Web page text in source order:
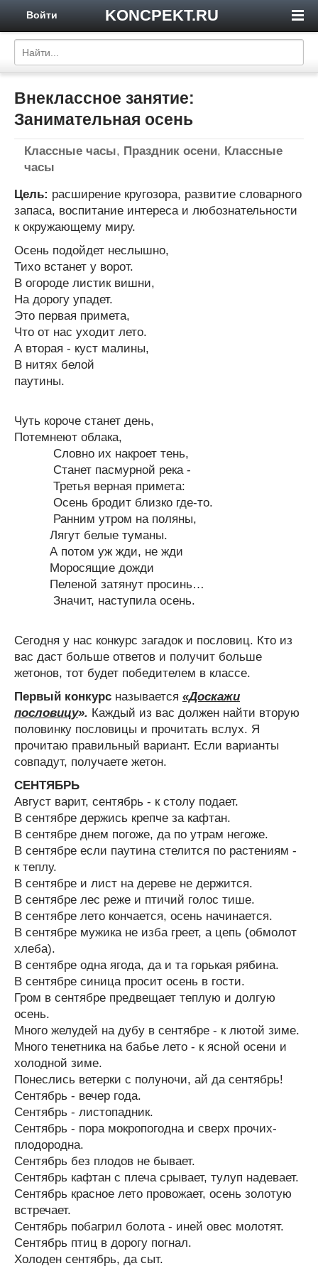
KONCPEKT.RU
Войти
Внеклассное занятие:
Занимательная осень
Классные часы, Праздник осени, Классные
часы
Цель: расширение кругозора, развитие словарного
запаса, воспитание интереса и любознательности
к окружающему миру.
Осень подойдет неслышно,
Тихо встанет у ворот.
В огороде листик вишни,
На дорогу упадет.
Это первая примета,
Что от нас уходит лето.
А вторая - куст малины,
В нитях белой
паутины.
Чуть короче станет день,
Потемнеют облака,
Словно их накроет тень,
Станет пасмурной река -
Третья верная примета:
Осень бродит близко где-то.
Ранним утром на поляны,
Лягут белые туманы.
А потом уж жди, не жди
Моросящие дожди
Пеленой затянут просинь…
Значит, наступила осень.
Сегодня у нас конкурс загадок и пословиц. Кто из
вас даст больше ответов и получит больше
жетонов, тот будет победителем в классе.
Первый конкурс называется «Доскажи
пословицу». Каждый из вас должен найти вторую
половинку пословицы и прочитать вслух. Я
прочитаю правильный вариант. Если варианты
совпадут, получаете жетон.
СЕНТЯБРЬ
Август варит, сентябрь - к столу подает.
В сентябре держись крепче за кафтан.
В сентябре днем погоже, да по утрам негоже.
В сентябре если паутина стелится по растениям -
к теплу.
В сентябре и лист на дереве не держится.
В сентябре лес реже и птичий голос тише.
В сентябре лето кончается, осень начинается.
В сентябре мужика не изба греет, а цепь (обмолот
хлеба).
В сентябре одна ягода, да и та горькая рябина.
В сентябре синица просит осень в гости.
Гром в сентябре предвещает теплую и долгую
осень.
Много желудей на дубу в сентябре - к лютой зиме.
Много тенетника на бабье лето - к ясной осени и
холодной зиме.
Понеслись ветерки с полуночи, ай да сентябрь!
Сентябрь - вечер года.
Сентябрь - листопадник.
Сентябрь - пора мокропогодна и сверх прочих-
плодородна.
Сентябрь без плодов не бывает.
Сентябрь кафтан с плеча срывает, тулуп надевает.
Сентябрь красное лето провожает, осень золотую
встречает.
Сентябрь побагрил болота - иней овес молотят.
Сентябрь птиц в дорогу погнал.
Холоден сентябрь, да сыт.